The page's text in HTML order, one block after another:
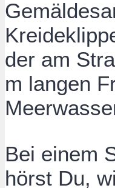
der am
m langen
Bei einem
hörst Du,